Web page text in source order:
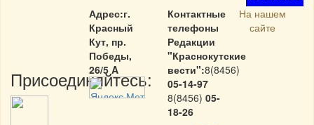
Присоединяйтесь:
Адрес:г.
Красный
Кут, пр.
Победы,
26/5 A
Контактные
телефоны
Редакции
"Краснокутские
вести":8(8456)
05-14-97
8(8456) 05-
18-26
На нашем
сайте